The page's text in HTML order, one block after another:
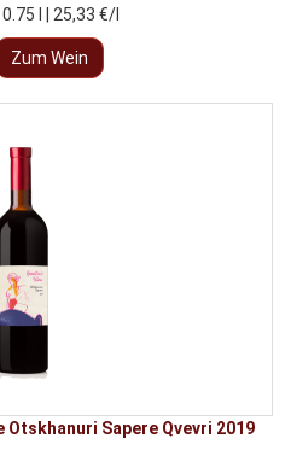
0.75 l | 25,33 €/l
Zum Wein
Otskhanuri Sapere Qvevri 2019